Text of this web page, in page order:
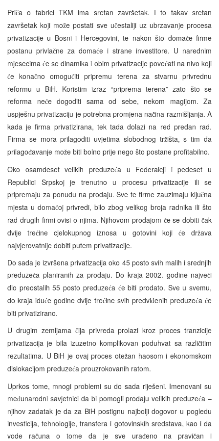
Priča o fabrici TKM ima sretan završetak. I to takav sretan
završetak koji može postati sve učestaliji uz ubrzavanje procesa
privatizacije u Bosni i Hercegovini, te nakon što domaće firme
postanu privlačne za domaće i strane investitore. U narednim
mjesecimaće se dinamika i obim privatizacije povećati na nivo koji
će konačno omogućiti pripremu terena za stvarnu privrednu
reformu u BiH. Koristim izraz “priprema terena” zato što se
reforma neće dogoditi sama od sebe, nekom magijom. Za
uspješnu privatizaciju je potrebna promjena načina razmišljanja. A
kada je firma privatizirana, tek tada dolazi na red predan rad.
Firma se mora prilagoditi uvjetima slobodnog tržišta, s tim da
prilagođavanje može biti bolno prije nego što postane profitabilno.
Oko osamdeset velikih preduzeća u Federaicji i pedeset u
Republici Srpskoj je trenutno u procesu privatizacije ili se
pripremaju za ponudu na prodaju. Sve te firme zauzimaju ključna
mjesta u domaćoj privredi, bilo zbog velikog broja radnika ili što
rad drugih firmi ovisi o njima. Njihovom prodajom će se dobitičak
dvije trećine cjelokupnog iznosa u gotovini koji će država
najvjerovatnije dobiti putem privatizacije.
Do sada je izvršena privatizacija oko 45 posto svih malih i srednjih
preduzeća planiranih za prodaju. Do kraja 2002. godine najveći
dio preostalih 55 posto preduzeća će biti prodato. Sve u svemu,
do kraja iduće godine dvije trećine svih predviđenih preduzećaće
biti privatizirano.
U drugim zemljama čija privreda prolazi kroz proces tranzicije
privatizacija je bila izuzetno komplikovan poduhvat sa različitim
rezultatima. U BiH je ovaj proces otežan haosom i ekonomskom
dislokacijom preduzeća prouzrokovanih ratom.
Uprkos tome, mnogi problemi su do sada riješeni. Imenovani su
međunarodni savjetnici da bi pomogli prodaju velikih preduzeća –
njihov zadatak je da za BiH postignu najbolji dogovor u pogledu
investicija, tehnologije, transfera i gotovinskih sredstava, kao i da
vode računa o tome da je sve urađeno na pravičan i